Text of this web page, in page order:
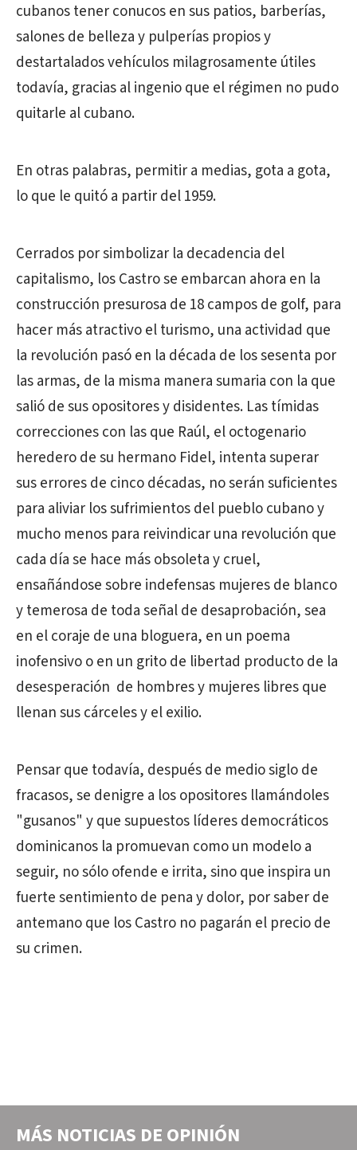
cubanos tener conucos en sus patios, barberías,
salones de belleza y pulperías propios y
destartalados vehículos milagrosamente útiles
todavía, gracias al ingenio que el régimen no pudo
quitarle al cubano.
En otras palabras, permitir a medias, gota a gota,
lo que le quitó a partir del 1959.
Cerrados por simbolizar la decadencia del
capitalismo, los Castro se embarcan ahora en la
construcción presurosa de 18 campos de golf, para
hacer más atractivo el turismo, una actividad que
la revolución pasó en la década de los sesenta por
las armas, de la misma manera sumaria con la que
salió de sus opositores y disidentes. Las tímidas
correcciones con las que Raúl, el octogenario
heredero de su hermano Fidel, intenta superar
sus errores de cinco décadas, no serán suficientes
para aliviar los sufrimientos del pueblo cubano y
mucho menos para reivindicar una revolución que
cada día se hace más obsoleta y cruel,
ensañándose sobre indefensas mujeres de blanco
y temerosa de toda señal de desaprobación, sea
en el coraje de una bloguera, en un poema
inofensivo o en un grito de libertad producto de la
desesperación de hombres y mujeres libres que
llenan sus cárceles y el exilio.
Pensar que todavía, después de medio siglo de
fracasos, se denigre a los opositores llamándoles
"gusanos" y que supuestos líderes democráticos
dominicanos la promuevan como un modelo a
seguir, no sólo ofende e irrita, sino que inspira un
fuerte sentimiento de pena y dolor, por saber de
antemano que los Castro no pagarán el precio de
su crimen.
MÁS NOTICIAS DE OPINIÓN